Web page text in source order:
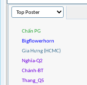
Chấn PG
Bigflowerhorn
Gia Hưng (HCMC)
Nghĩa-Q2
Chánh-BT
Thang_Q5